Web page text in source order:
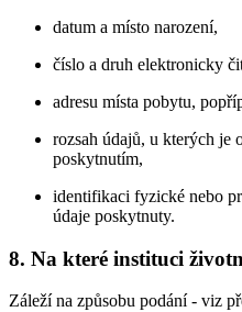
datum a místo narození,
číslo a druh elektronicky
adresu místa pobytu,
rozsah údajů, u kterých je
poskytnutím,
identifikaci fyzické nebo
údaje poskytnuty.
8. Na které instituci
Záleží na způsobu podání - viz